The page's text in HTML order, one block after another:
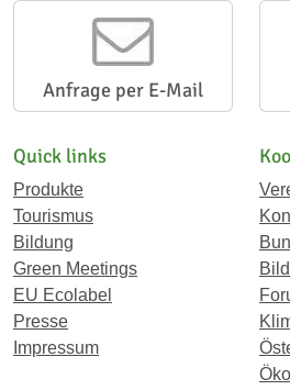
Anfrage per E-Mail
Quick links
Produkte
Tourismus
Bildung
Green Meetings
EU Ecolabel
Presse
Impressum